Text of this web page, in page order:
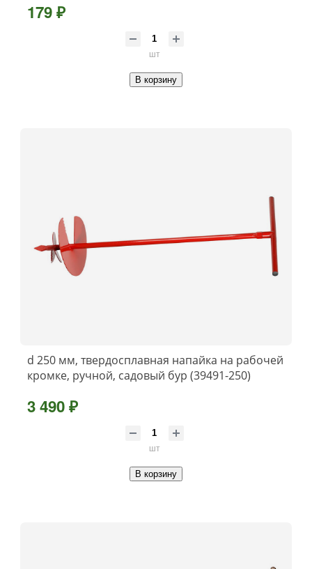
179 ₽
шт
В корзину
d 250 мм, твердосплавная напайка на рабочей
кромке, ручной, садовый бур (39491-250)
3 490 ₽
шт
В корзину